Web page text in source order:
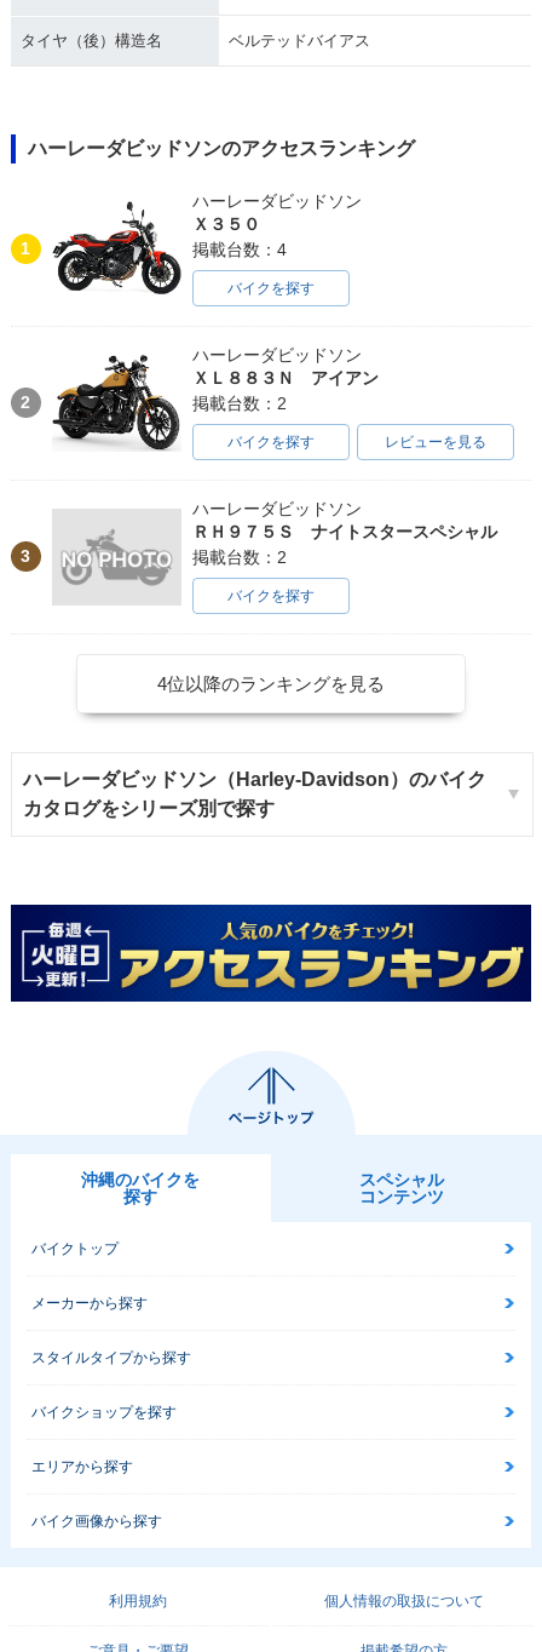
タイヤ（後）構造名 ベルテッドバイアス
ハーレーダビッドソンのアクセスランキング
1
ハーレーダビッドソン
Ｘ３５０
掲載台数：4
バイクを探す
2
ハーレーダビッドソン
ＸＬ８８３Ｎ アイアン
掲載台数：2
バイクを探す レビューを見る
3
ハーレーダビッドソン
ＲＨ９７５Ｓ ナイトスタースペシャル
掲載台数：2
バイクを探す
4位以降のランキングを見る
ハーレーダビッドソン（Harley-Davidson）のバイク
カタログをシリーズ別で探す
沖縄のバイクを
探す
スペシャル
コンテンツ
バイクトップ
メーカーから探す
スタイルタイプから探す
バイクショップを探す
エリアから探す
バイク画像から探す
利用規約 個人情報の取扱について